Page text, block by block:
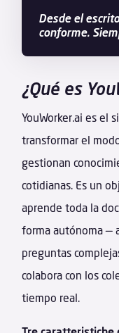
Desde el
conforme.
¿Qué es
YouWorker.ai es el
transformar el
gestionan
cotidianas. Es un
aprende toda la
forma autónoma —
preguntas
colabora con los
tiempo real.